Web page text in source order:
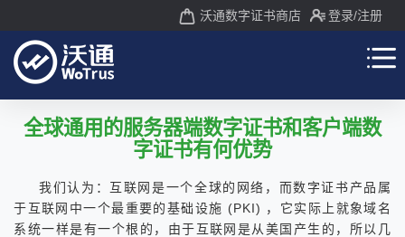
沃通数字证书商店 登录/注册
全球通用的服务器端数字证书和客户端数
字证书有何优势
我们认为：互联网是一个全球的网络，而数字证书产品属
于互联网中一个最重要的基础设施 (PKI) ，它实际上就象域名
系统一样是有一个根的，由于互联网是从美国产生的，所以几